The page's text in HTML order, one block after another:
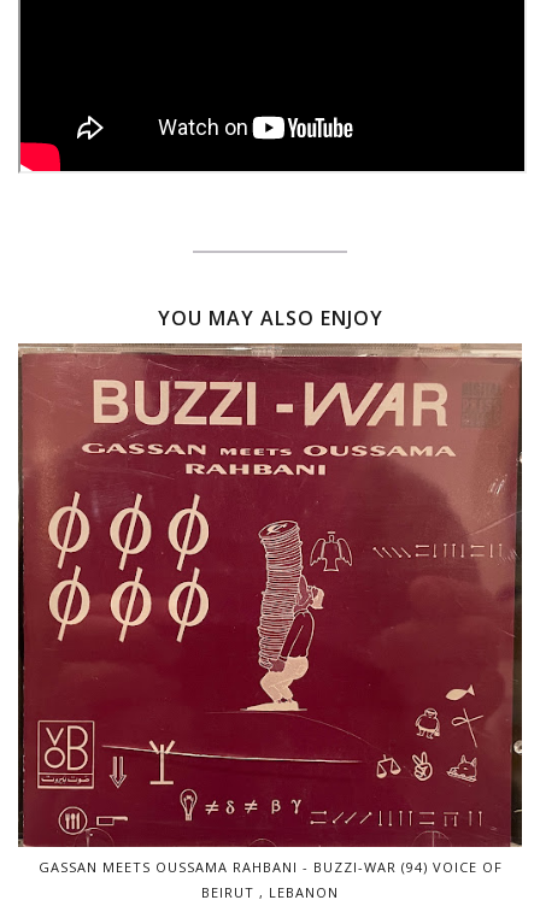
YOU MAY ALSO ENJOY
GASSAN MEETS OUSSAMA RAHBANI - BUZZI-WAR (94) VOICE OF
BEIRUT , LEBANON